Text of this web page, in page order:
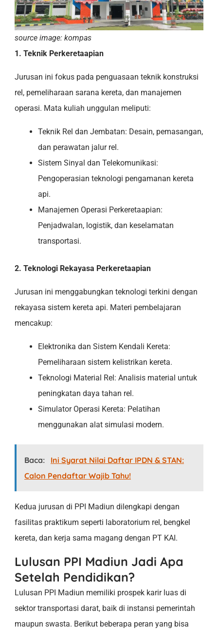
source image: kompas
1. Teknik Perkeretaapian
Jurusan ini fokus pada penguasaan teknik konstruksi
rel, pemeliharaan sarana kereta, dan manajemen
operasi. Mata kuliah unggulan meliputi:
Teknik Rel dan Jembatan: Desain, pemasangan,
dan perawatan jalur rel.
Sistem Sinyal dan Telekomunikasi:
Pengoperasian teknologi pengamanan kereta
api.
Manajemen Operasi Perkeretaapian:
Penjadwalan, logistik, dan keselamatan
transportasi.
2. Teknologi Rekayasa Perkeretaapian
Jurusan ini menggabungkan teknologi terkini dengan
rekayasa sistem kereta api. Materi pembelajaran
mencakup:
Elektronika dan Sistem Kendali Kereta:
Pemeliharaan sistem kelistrikan kereta.
Teknologi Material Rel: Analisis material untuk
peningkatan daya tahan rel.
Simulator Operasi Kereta: Pelatihan
menggunakan alat simulasi modern.
Baca:
Ini Syarat Nilai Daftar IPDN & STAN:
Calon Pendaftar Wajib Tahu!
Kedua jurusan di PPI Madiun dilengkapi dengan
fasilitas praktikum seperti laboratorium rel, bengkel
kereta, dan kerja sama magang dengan PT KAI.
Lulusan PPI Madiun Jadi Apa
Setelah Pendidikan?
Lulusan PPI Madiun memiliki prospek karir luas di
sektor transportasi darat, baik di instansi pemerintah
maupun swasta. Berikut beberapa peran yang bisa